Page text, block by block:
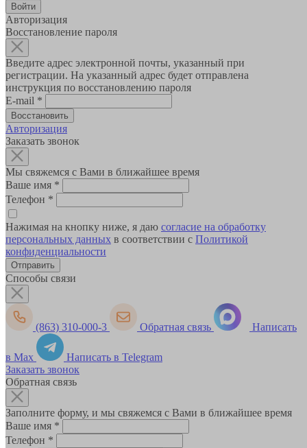
Авторизация
Восстановление пароля
Введите адрес электронной почты, указанный при
регистрации. На указанный адрес будет отправлена
инструкция по восстановлению пароля
E-mail *
Авторизация
Заказать звонок
Мы свяжемся с Вами в ближайшее время
Ваше имя *
Телефон *
Нажимая на кнопку ниже, я даю согласие на обработку
персональных данных в соответствии с Политикой
конфиденциальности
Способы связи
(863) 310-000-3 Обратная связь Написать
в Max
Написать в Telegram
Заказать звонок
Обратная связь
Заполните форму, и мы свяжемся с Вами в ближайшее время
Ваше имя *
Телефон *